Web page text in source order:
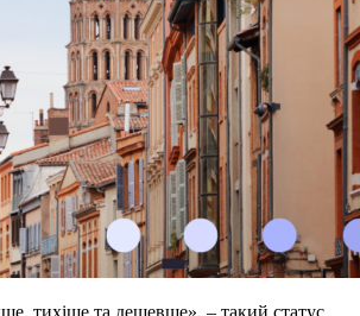
Дізнатися більше!
тихіше та дешевше», – такий статус